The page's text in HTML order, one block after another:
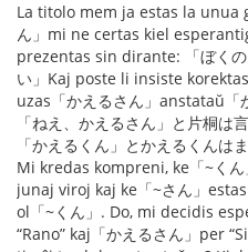
La titolo mem ja estas la unua
ん」mi ne certas kiel
prezentas sin dirante: 「ぼくの
い」Kaj poste li insiste
uzas「かえるさん」anstataŭ「
「ねえ、かえるさん」と片桐は言
「かえるくん」とかえるくんは
Mi kredas kompreni, ke「~く
junaj viroj kaj ke「~さん」
ol「~くん」. Do, mi decidis
“Rano” kaj「かえるさん」per